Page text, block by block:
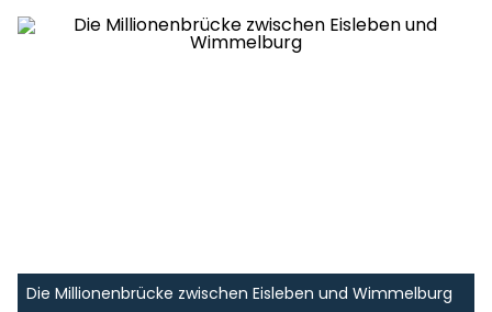
Die Millionenbrücke zwischen Eisleben und Wimmelburg